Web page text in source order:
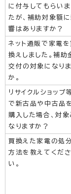
に付与してもらいま
たが、補助対象額
響はありますか？
ネット通販で家電を
換えしました。補助
交付の対象になり
か。
リサイクルショップ
で新古品や中古品を
購入した場合、対象
なりますか？
買換えた家電の処
方法を教えてくださ
い。